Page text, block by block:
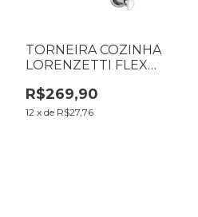
TORNEIRA COZINHA
LORENZETTI FLEX
7011213
R$269,90
12 x de R$27,76